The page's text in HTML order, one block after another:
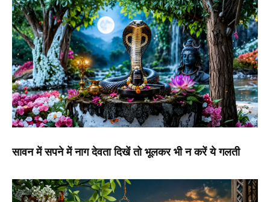
सावन में सपने में नाग देवता दिखें तो भूलकर भी न करें ये गलती